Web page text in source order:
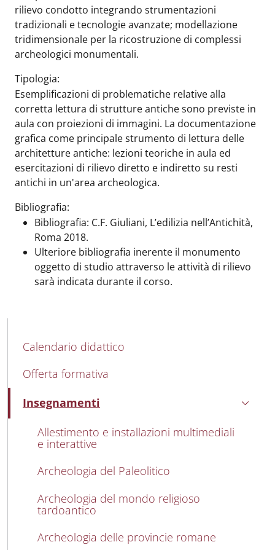
rilievo condotto integrando strumentazioni
tradizionali e tecnologie avanzate; modellazione
tridimensionale per la ricostruzione di complessi
archeologici monumentali.
Tipologia:
Esemplificazioni di problematiche relative alla
corretta lettura di strutture antiche sono previste in
aula con proiezioni di immagini. La documentazione
grafica come principale strumento di lettura delle
architetture antiche: lezioni teoriche in aula ed
esercitazioni di rilievo diretto e indiretto su resti
antichi in un'area archeologica.
Bibliografia:
Bibliografia: C.F. Giuliani, L’edilizia nell’Antichità,
Roma 2018.
Ulteriore bibliografia inerente il monumento
oggetto di studio attraverso le attività di rilievo
sarà indicata durante il corso.
MAIN NAVIGATION
Calendario didattico
Offerta formativa
Insegnamenti
Attivo
Allestimento e installazioni multimediali
e interattive
Archeologia del Paleolitico
Archeologia del mondo religioso
tardoantico
Archeologia delle provincie romane